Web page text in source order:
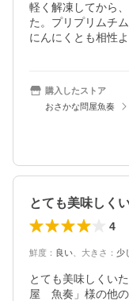
軽く解凍してから
た。プリプリムチ
にんにくとも相性
購入したストア
おさかな問屋魚奏
4
鮮度 ： 良い 大きさ ： 少
とても美味しくい
屋　魚奏」様の他